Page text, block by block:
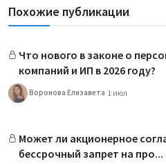
Похожие публикации
Что нового в законе о
компаний и ИП в 2026 году?
Воронова Елизавета 1 июл
Может ли акционерное
бессрочный запрет на про...